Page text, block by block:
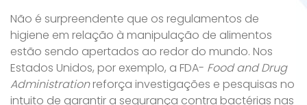
Não é surpreendente que os regulamentos de
higiene em relação à manipulação de alimentos
estão sendo apertados ao redor do mundo. Nos
Estados Unidos, por exemplo, a FDA- Food and Drug
Administrationreforça investigações e pesquisas no
intuito de garantir a segurança contra bactérias nas